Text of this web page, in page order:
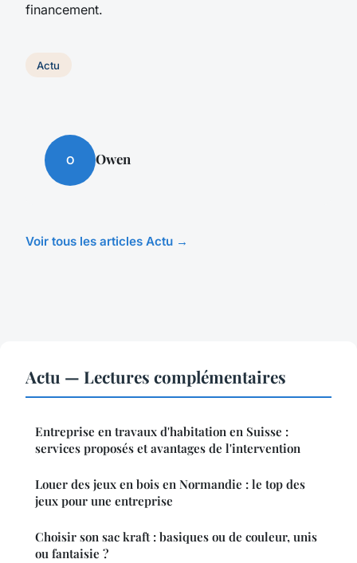
financement.
Actu
O Owen
Voir tous les articles Actu →
Actu — Lectures complémentaires
Entreprise en travaux d'habitation en Suisse :
services proposés et avantages de l'intervention
Louer des jeux en bois en Normandie : le top des
jeux pour une entreprise
Choisir son sac kraft : basiques ou de couleur, unis
ou fantaisie ?